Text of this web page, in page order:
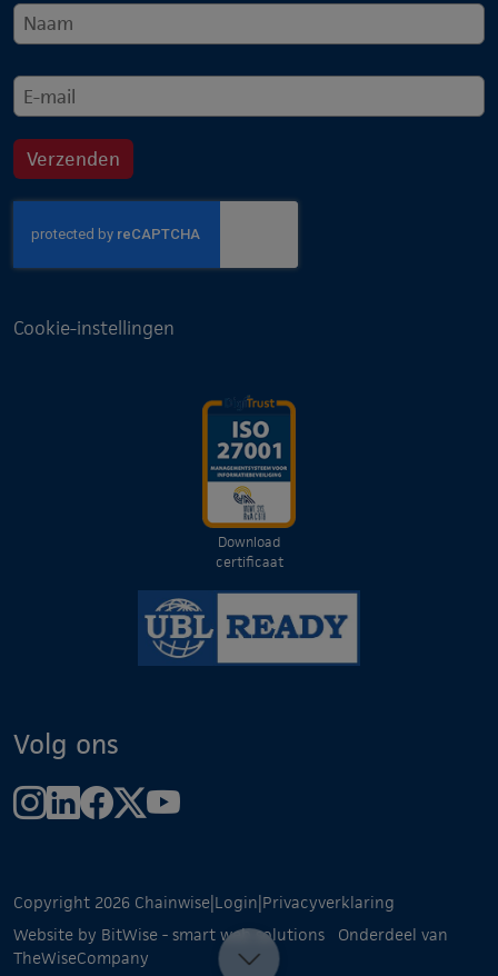
Cookie-instellingen
Download
certificaat
Volg ons
Copyright 2026 Chainwise|Login|Privacyverklaring
Website by BitWise - smart web solutions
Onderdeel van
TheWiseCompany